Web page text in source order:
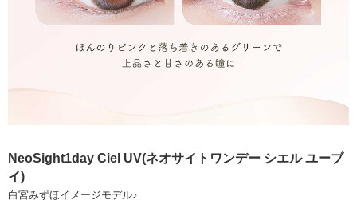
NeoSight1day Ciel UV(ネオサイトワンデー シエル ユーブ
イ)
白宮みずほイメージモデル♪